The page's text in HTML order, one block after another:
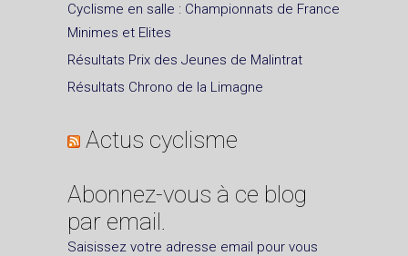
Cyclisme en salle : Championnats de France
Minimes et Elites
Résultats Prix des Jeunes de Malintrat
Résultats Chrono de la Limagne
Actus cyclisme
Abonnez-vous à ce blog
par email.
Saisissez votre adresse email pour vous